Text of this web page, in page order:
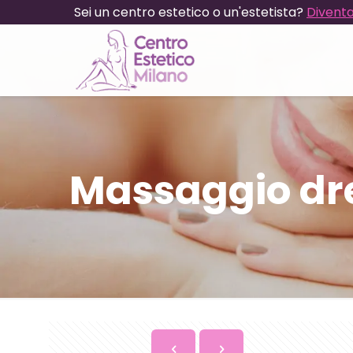
Sei un centro estetico o un'estetista?
Massaggio